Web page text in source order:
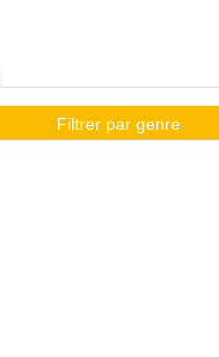
Filtrer par genre